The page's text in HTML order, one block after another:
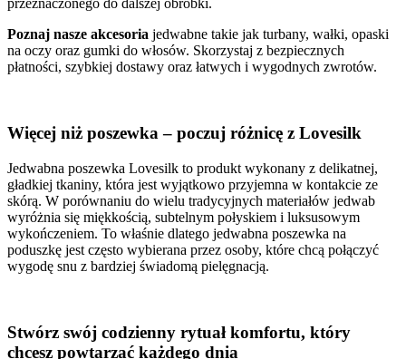
przeznaczonego do dalszej obróbki.
Poznaj nasze akcesoria jedwabne takie jak turbany, wałki, opaski
na oczy oraz gumki do włosów. Skorzystaj z bezpiecznych
płatności, szybkiej dostawy oraz łatwych i wygodnych zwrotów.
Więcej niż poszewka – poczuj różnicę z Lovesilk
Jedwabna poszewka Lovesilk to produkt wykonany z delikatnej,
gładkiej tkaniny, która jest wyjątkowo przyjemna w kontakcie ze
skórą. W porównaniu do wielu tradycyjnych materiałów jedwab
wyróżnia się miękkością, subtelnym połyskiem i luksusowym
wykończeniem. To właśnie dlatego jedwabna poszewka na
poduszkę jest często wybierana przez osoby, które chcą połączyć
wygodę snu z bardziej świadomą pielęgnacją.
Stwórz swój codzienny rytuał komfortu, który
chcesz powtarzać każdego dnia